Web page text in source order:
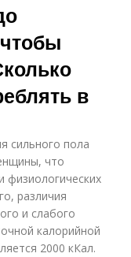
в
сильного пола
что
физиологических
различия
и слабого
калорийной
2000 кКал.